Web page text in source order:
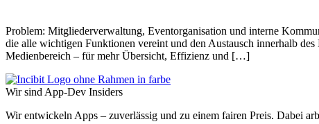
Problem: Mitgliederverwaltung, Eventorganisation und interne
die alle wichtigen Funktionen vereint und den Austausch innerhalb
Medienbereich – für mehr Übersicht, Effizienz und […]
Wir sind App-Dev Insiders
Wir entwickeln Apps – zuverlässig und zu einem fairen Preis. Dabei